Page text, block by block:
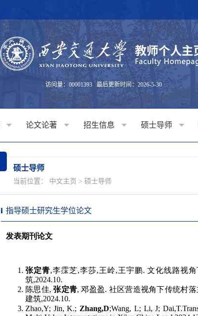
访问量：00001393 最后更新时间： 2026-5-30
论文论著 招生信息 硕士导师
硕士导师
当前位置： 中文主页 > 硕士导师
指导硕士研究生学位论文